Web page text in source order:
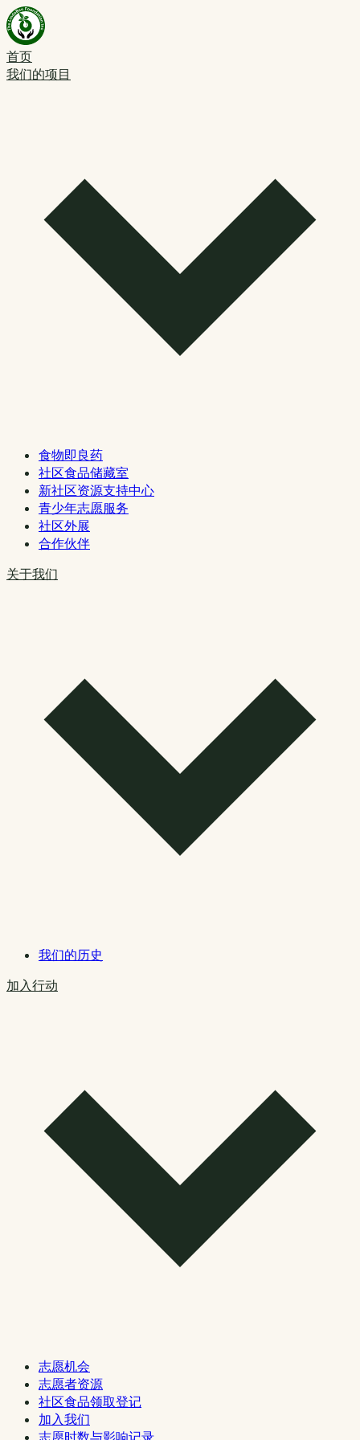
首页
我们的项目
食物即良药
社区食品储藏室
新社区资源支持中心
青少年志愿服务
社区外展
合作伙伴
关于我们
我们的历史
加入行动
志愿机会
志愿者资源
社区食品领取登记
加入我们
志愿时数与影响记录